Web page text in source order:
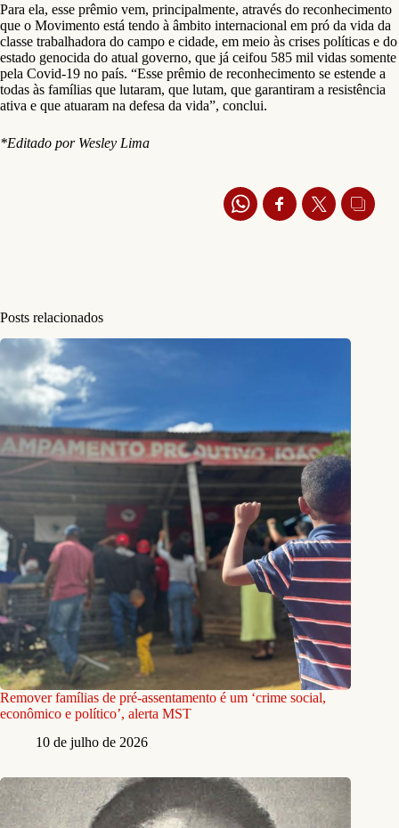
Para ela, esse prêmio vem, principalmente, através do reconhecimento
que o Movimento está tendo à âmbito internacional em pró da vida da
classe trabalhadora do campo e cidade, em meio às crises políticas e do
estado genocida do atual governo, que já ceifou 585 mil vidas somente
pela Covid-19 no país. “Esse prêmio de reconhecimento se estende a
todas às famílias que lutaram, que lutam, que garantiram a resistência
ativa e que atuaram na defesa da vida”, conclui.
*Editado por Wesley Lima
Posts relacionados
Remover famílias de pré-assentamento é um ‘crime social,
econômico e político’, alerta MST
10 de julho de 2026